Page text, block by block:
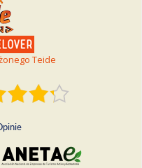
Teide
Opinie